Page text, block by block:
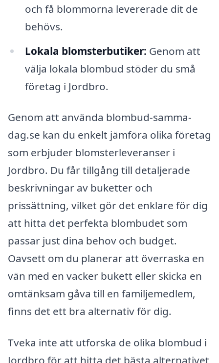
och få blommorna levererade dit de
behövs.
Lokala blomsterbutiker: Genom att
välja lokala blombud stöder du små
företag i Jordbro.
Genom att använda blombud-samma-
dag.se kan du enkelt jämföra olika företag
som erbjuder blomsterleveranser i
Jordbro. Du får tillgång till detaljerade
beskrivningar av buketter och
prissättning, vilket gör det enklare för dig
att hitta det perfekta blombudet som
passar just dina behov och budget.
Oavsett om du planerar att överraska en
vän med en vacker bukett eller skicka en
omtänksam gåva till en familjemedlem,
finns det ett bra alternativ för dig.
Tveka inte att utforska de olika blombud i
Jordbro för att hitta det bästa alternativet